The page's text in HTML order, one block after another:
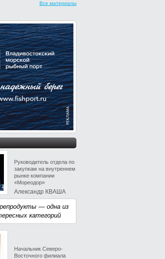
Все материалы
Руководитель отдела по
закупкам на внутреннем
рынке компании
«Мореодор»
Александр КВАША
— одна из
категорий
Начальник Северо-
Восточного филиала